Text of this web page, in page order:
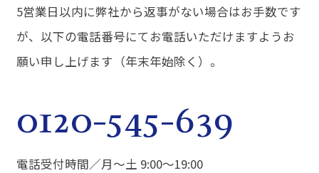
5営業日以内に弊社から返事がない場合はお手数です
が、以下の電話番号にてお電話いただけますようお
願い申し上げます（年末年始除く）。
0120-545-639
電話受付時間／月～土 9:00～19:00